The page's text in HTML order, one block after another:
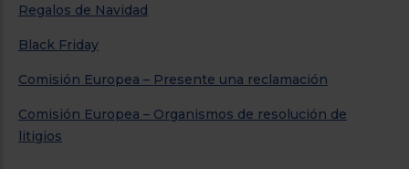
Regalos de Navidad
Black Friday
Comisión Europea – Presente una reclamación
Comisión Europea – Organismos de resolución de
litigios